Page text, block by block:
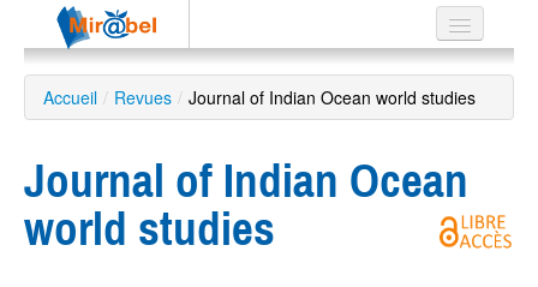
Le réseau
Soutien
Accueil / Revues / Journal of Indian Ocean world studies
Journal of Indian Ocean
world studies